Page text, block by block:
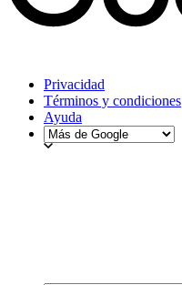
Privacidad
Términos y condiciones
Ayuda